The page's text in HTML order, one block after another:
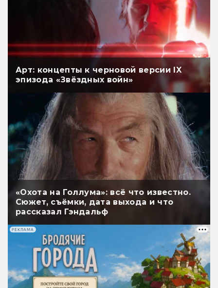
Арт: концепты к черновой версии IX
эпизода «Звёздных войн»
«Охота на Голлума»: всё что известно.
Сюжет, съёмки, дата выхода и что
рассказал Гэндальф
РЕКЛАМА